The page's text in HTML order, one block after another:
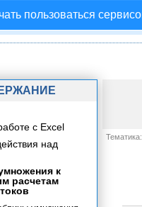
пользоваться
Тематика:
с Excel
над
к
расчетам